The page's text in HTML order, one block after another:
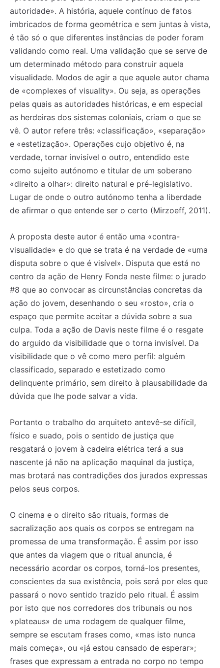
autoridade». A história, aquele contínuo de fatos
imbricados de forma geométrica e sem juntas à vista,
é tão só o que diferentes instâncias de poder foram
validando como real. Uma validação que se serve de
um determinado método para construir aquela
visualidade. Modos de agir a que aquele autor chama
de «complexes of visuality». Ou seja, as operações
pelas quais as autoridades históricas, e em especial
as herdeiras dos sistemas coloniais, criam o que se
vê. O autor refere três: «classificação», «separação»
e «estetização». Operações cujo objetivo é, na
verdade, tornar invisível o outro, entendido este
como sujeito autónomo e titular de um soberano
«direito a olhar»: direito natural e pré-legislativo.
Lugar de onde o outro autónomo tenha a liberdade
de afirmar o que entende ser o certo (Mirzoeff, 2011).
A proposta deste autor é então uma «contra-
visualidade» e do que se trata é na verdade de «uma
disputa sobre o que é visível». Disputa que está no
centro da ação de Henry Fonda neste filme: o jurado
#8 que ao convocar as circunstâncias concretas da
ação do jovem, desenhando o seu «rosto», cria o
espaço que permite aceitar a dúvida sobre a sua
culpa. Toda a ação de Davis neste filme é o resgate
do arguido da visibilidade que o torna invisível. Da
visibilidade que o vê como mero perfil: alguém
classificado, separado e estetizado como
delinquente primário, sem direito à plausabilidade da
dúvida que lhe pode salvar a vida.
Portanto o trabalho do arquiteto antevê-se difícil,
físico e suado, pois o sentido de justiça que
resgatará o jovem à cadeira elétrica terá a sua
nascente já não na aplicação maquinal da justiça,
mas brotará nas contradições dos jurados expressas
pelos seus corpos.
O cinema e o direito são rituais, formas de
sacralização aos quais os corpos se entregam na
promessa de uma transformação. É assim por isso
que antes da viagem que o ritual anuncia, é
necessário acordar os corpos, torná-los presentes,
conscientes da sua existência, pois será por eles que
passará o novo sentido trazido pelo ritual. É assim
por isto que nos corredores dos tribunais ou nos
«plateaus» de uma rodagem de qualquer filme,
sempre se escutam frases como, «mas isto nunca
mais começa», ou «já estou cansado de esperar»;
frases que expressam a entrada no corpo no tempo